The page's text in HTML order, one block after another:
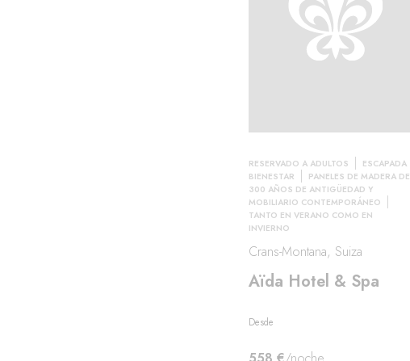
RESERVADO A ADULTOS
ESCAPADA
BIENESTAR
PANELES DE MADERA DE
300 AÑOS DE ANTIGÜEDAD Y
MOBILIARIO CONTEMPORÁNEO
TANTO EN VERANO COMO EN
INVIERNO
Crans-Montana, Suiza
Aïda Hotel & Spa
Desde